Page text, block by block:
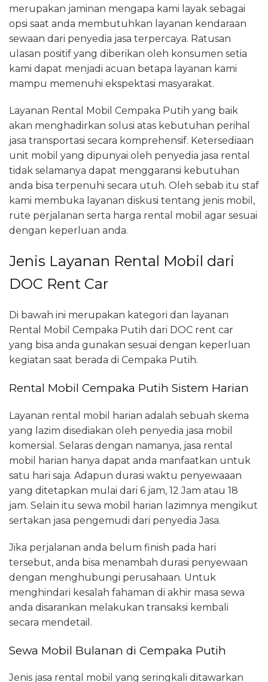
merupakan jaminan mengapa kami layak sebagai
opsi saat anda membutuhkan layanan kendaraan
sewaan dari penyedia jasa terpercaya. Ratusan
ulasan positif yang diberikan oleh konsumen setia
kami dapat menjadi acuan betapa layanan kami
mampu memenuhi ekspektasi masyarakat.
Layanan Rental Mobil Cempaka Putih yang baik
akan menghadirkan solusi atas kebutuhan perihal
jasa transportasi secara komprehensif. Ketersediaan
unit mobil yang dipunyai oleh penyedia jasa rental
tidak selamanya dapat menggaransi kebutuhan
anda bisa terpenuhi secara utuh. Oleh sebab itu staf
kami membuka layanan diskusi tentang jenis mobil,
rute perjalanan serta harga rental mobil agar sesuai
dengan keperluan anda.
Jenis Layanan Rental Mobil dari
DOC Rent Car
Di bawah ini merupakan kategori dan layanan
Rental Mobil Cempaka Putih dari DOC rent car
yang bisa anda gunakan sesuai dengan keperluan
kegiatan saat berada di Cempaka Putih.
Rental Mobil Cempaka Putih Sistem Harian
Layanan rental mobil harian adalah sebuah skema
yang lazim disediakan oleh penyedia jasa mobil
komersial. Selaras dengan namanya, jasa rental
mobil harian hanya dapat anda manfaatkan untuk
satu hari saja. Adapun durasi waktu penyewaaan
yang ditetapkan mulai dari 6 jam, 12 Jam atau 18
jam. Selain itu sewa mobil harian lazimnya mengikut
sertakan jasa pengemudi dari penyedia Jasa.
Jika perjalanan anda belum finish pada hari
tersebut, anda bisa menambah durasi penyewaan
dengan menghubungi perusahaan. Untuk
menghindari kesalah fahaman di akhir masa sewa
anda disarankan melakukan transaksi kembali
secara mendetail.
Sewa Mobil Bulanan di Cempaka Putih
Jenis jasa rental mobil yang seringkali ditawarkan